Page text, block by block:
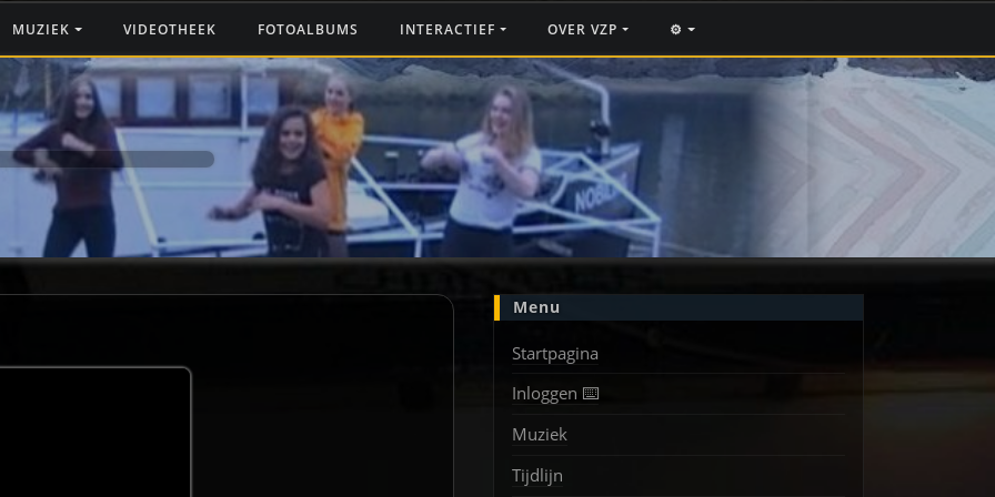
MUZIEK VIDEOTHEEK FOTOALBUMS INTERACTIEF OVER VZP ⚙️
Menu
Startpagina
Inloggen ⌨️
Muziek
Tijdlijn